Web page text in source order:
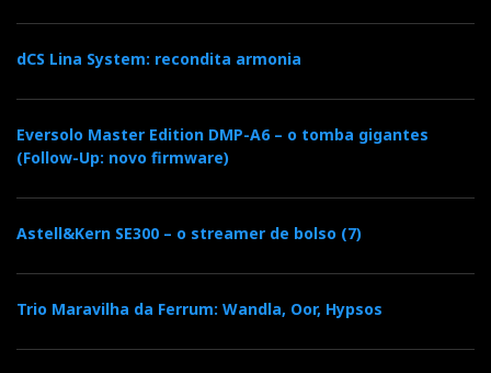
768kHz.
ELAC
dCS Lina System: recondita armonia
Eversolo Master Edition DMP-A6 – o tomba gigantes
(Follow-Up: novo firmware)
Astell&Kern SE300 – o streamer de bolso (7)
Trio Maravilha da Ferrum: Wandla, Oor, Hypsos